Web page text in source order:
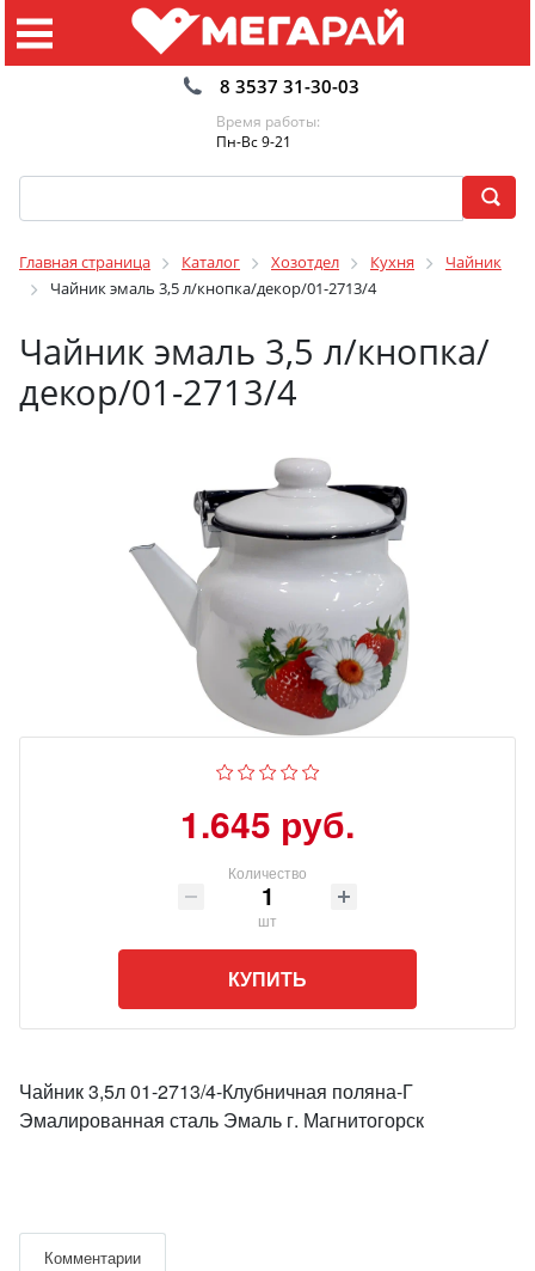
8 3537 31-30-03
Время работы:
Пн-Вс 9-21
Главная страница Каталог Хозотдел Кухня
Чайник
Чайник эмаль 3,5 л/кнопка/декор/01-2713/4
Чайник эмаль 3,5 л/кнопка/
декор/01-2713/4
1.645 руб.
Количество
шт
КУПИТЬ
Чайник 3,5л 01-2713/4-Клубничная поляна-Г
Эмалированная сталь Эмаль г. Магнитогорск
Комментарии